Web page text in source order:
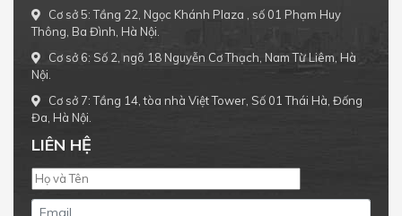
Cơ sở 5: Tầng 22, Ngọc Khánh Plaza , số 01 Phạm Huy
Thông, Ba Đình, Hà Nội.
Cơ sở 6: Số 2, ngõ 18 Nguyễn Cơ Thạch, Nam Từ Liêm, Hà
Nội.
Cơ sở 7: Tầng 14, tòa nhà Việt Tower, Số 01 Thái Hà, Đống
Đa, Hà Nội.
LIÊN HỆ